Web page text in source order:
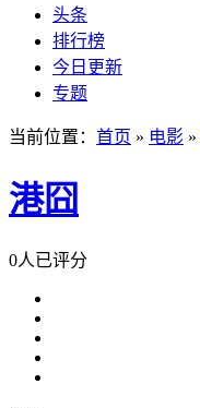
头条
排行榜
今日更新
专题
当前位置： 首页 » 电影 »
港囧
0人已评分